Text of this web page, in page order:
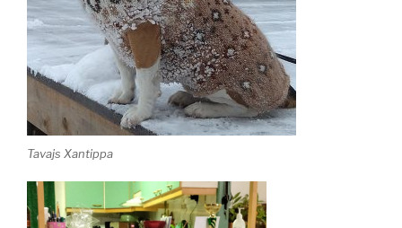
Tavajs Xantippa